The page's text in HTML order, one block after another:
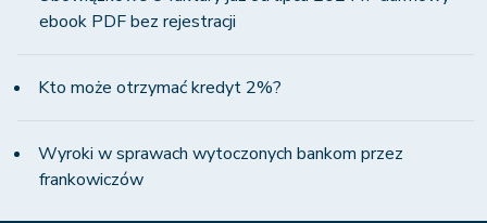
ebook PDF bez rejestracji
Kto może otrzymać kredyt 2%?
Wyroki w sprawach wytoczonych bankom przez
frankowiczów